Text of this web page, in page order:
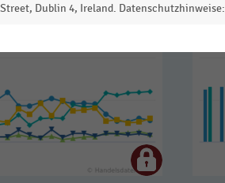
Street, Dublin 4, Ireland.